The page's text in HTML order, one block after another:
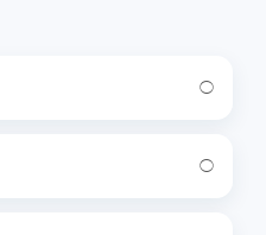
◯
◯